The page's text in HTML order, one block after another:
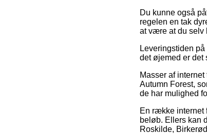
Du kunne også
regelen en tak
at være at du selv
Leveringstiden
det øjemed er det
Masser af
Autumn Forest,
de har mulighed
En række internet
beløb. Ellers kan
Roskilde,